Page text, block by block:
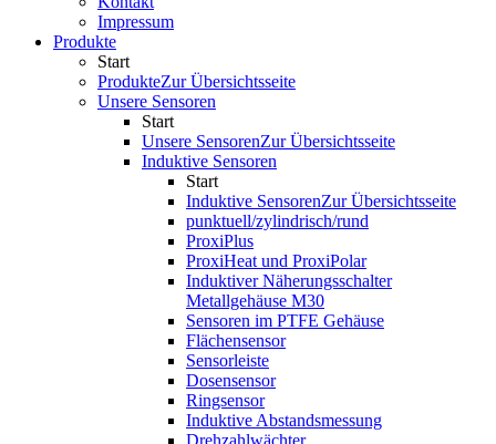
Impressum
Produkte
Start
ProdukteZur Übersichtsseite
Unsere Sensoren
Start
Unsere SensorenZur Übersichtsseite
Induktive Sensoren
Start
Induktive SensorenZur Übersichtsseite
punktuell/zylindrisch/rund
ProxiPlus
ProxiHeat und ProxiPolar
Induktiver Näherungsschalter
Metallgehäuse M30
Sensoren im PTFE Gehäuse
Flächensensor
Sensorleiste
Dosensensor
Ringsensor
Induktive Abstandsmessung